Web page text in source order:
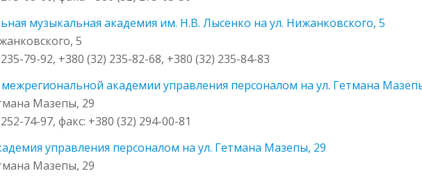
музыкальная академия им. Н.В. Лысенко на ул. Нижанковского, 5
5
79-92, +380 (32) 235-82-68, +380 (32) 235-84-83
академии управления персоналом на ул. Гетмана
Мазепы, 29
74-97, факс: +380 (32) 294-00-81
управления персоналом на ул. Гетмана Мазепы, 29
Мазепы, 29